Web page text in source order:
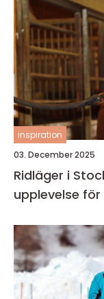
inspiration
03. December 2025
Ridläger i
upplevelse